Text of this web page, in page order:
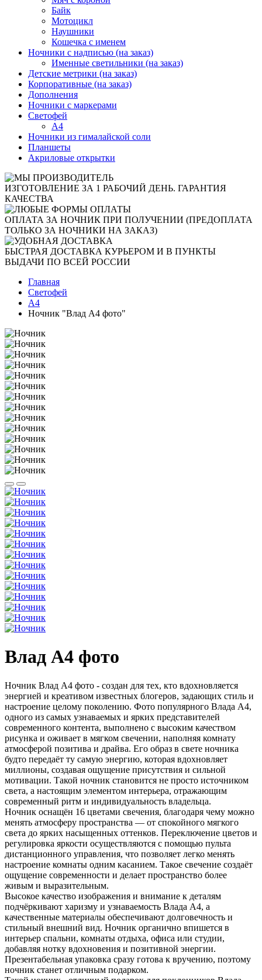
Байк
Мотоцикл
Наушники
Кошечка с именем
Ночники с надписью (на заказ)
Именные светильники (на заказ)
Детские метрики (на заказ)
Корпоративные (на заказ)
Дополнения
Ночники с маркерами
Светофей
А4
Ночники из гималайской соли
Планшеты
Акриловые открытки
ИЗГОТОВЛЕНИЕ ЗА 1 РАБОЧИЙ ДЕНЬ. ГАРАНТИЯ
КАЧЕСТВА
ОПЛАТА ЗА НОЧНИК ПРИ ПОЛУЧЕНИИ (ПРЕДОПЛАТА
ТОЛЬКО ЗА НОЧНИКИ НА ЗАКАЗ)
БЫСТРАЯ ДОСТАВКА КУРЬЕРОМ И В ПУНКТЫ
ВЫДАЧИ ПО ВСЕЙ РОССИИ
Главная
Светофей
А4
Ночник "Влад А4 фото"
Влад А4 фото
Ночник Влад А4 фото - создан для тех, кто вдохновляется
энергией и креативом известных блогеров, задающих стиль и
настроение целому поколению. Фото популярного Влада А4,
одного из самых узнаваемых и ярких представителей
современного контента, выполнено с высоким качеством
рисунка и оживает в мягком свечении, наполняя комнату
атмосферой позитива и драйва. Его образ в свете ночника
будто передаёт ту самую энергию, которая вдохновляет
миллионы, создавая ощущение присутствия и сильной
мотивации. Такой ночник становится не просто источником
света, а настоящим элементом интерьера, отражающим
современный ритм и индивидуальность владельца.
Ночник оснащён 16 цветами свечения, благодаря чему можно
менять атмосферу пространства — от спокойного мягкого
света до ярких насыщенных оттенков. Переключение цветов и
регулировка яркости осуществляются с помощью пульта
дистанционного управления, что позволяет легко менять
настроение комнаты одним касанием. Такое свечение создаёт
ощущение современности и делает пространство более
живым и выразительным.
Высокое качество изображения и внимание к деталям
подчёркивают харизму и узнаваемость Влада А4, а
качественные материалы обеспечивают долговечность и
стильный внешний вид. Ночник органично впишется в
интерьер спальни, комнаты отдыха, офиса или студии,
добавляя нотку вдохновения и позитивной энергии.
Презентабельная упаковка сразу готова к вручению, поэтому
ночник станет отличным подарком.